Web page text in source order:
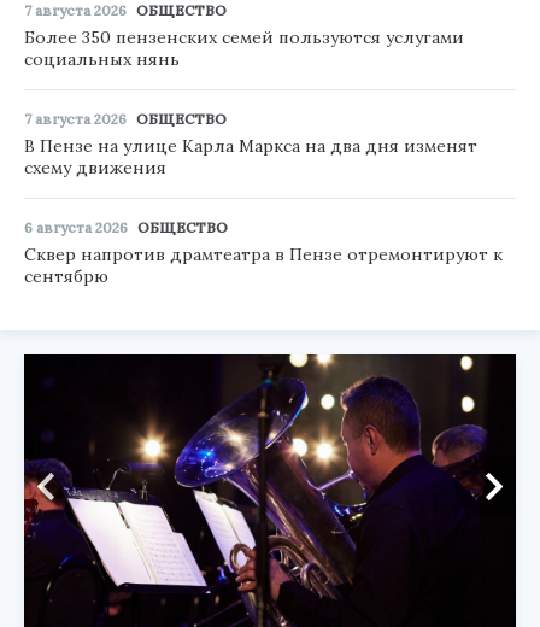
7 августа 2026 ОБЩЕСТВО
Более 350 пензенских семей пользуются услугами
социальных нянь
7 августа 2026 ОБЩЕСТВО
В Пензе на улице Карла Маркса на два дня изменят
схему движения
6 августа 2026 ОБЩЕСТВО
Сквер напротив драмтеатра в Пензе отремонтируют к
сентябрю